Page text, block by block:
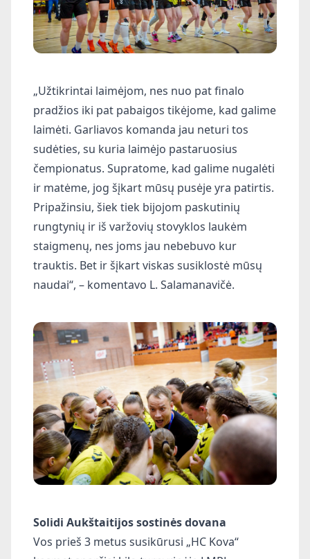
„Užtikrintai laimėjom, nes nuo pat finalo
pradžios iki pat pabaigos tikėjome, kad galime
laimėti. Garliavos komanda jau neturi tos
sudėties, su kuria laimėjo pastaruosius
čempionatus. Supratome, kad galime nugalėti
ir matėme, jog šįkart mūsų pusėje yra patirtis.
Pripažinsiu, šiek tiek bijojom paskutinių
rungtynių ir iš varžovių stovyklos laukėm
staigmenų, nes joms jau nebebuvo kur
trauktis. Bet ir šįkart viskas susiklostė mūsų
naudai“, – komentavo L. Salamanavičė.
Solidi Aukštaitijos sostinės dovana
Vos prieš 3 metus susikūrusi „HC Kova“